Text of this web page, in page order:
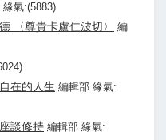
緣氣:(5883)
〈尊貴卡盧仁波切〉
編
在的人生 編輯部 緣氣:
談修持 編輯部 緣氣: